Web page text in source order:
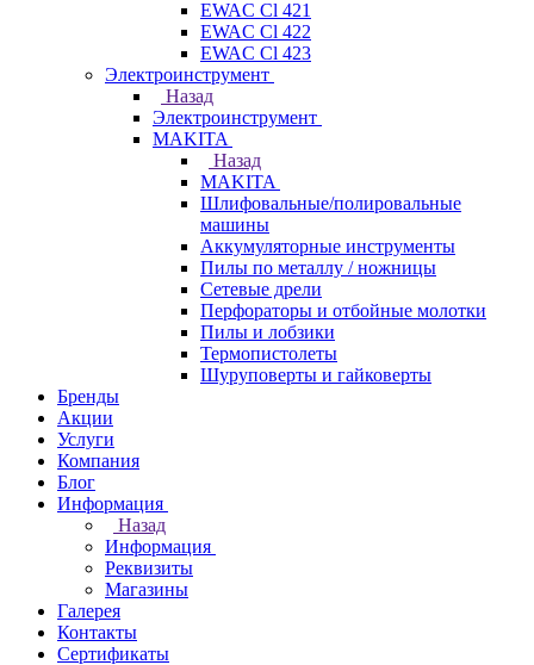
EWAC Cl 421
EWAC Cl 422
EWAC Cl 423
Электроинструмент
Назад
Электроинструмент
МAKITA
Назад
МAKITA
Шлифовальные/полировальные
машины
Аккумуляторные инструменты
Пилы по металлу / ножницы
Сетевые дрели
Перфораторы и отбойные молотки
Пилы и лобзики
Термопистолеты
Шуруповерты и гайковерты
Бренды
Акции
Услуги
Компания
Блог
Информация
Назад
Информация
Реквизиты
Магазины
Галерея
Контакты
Сертификаты